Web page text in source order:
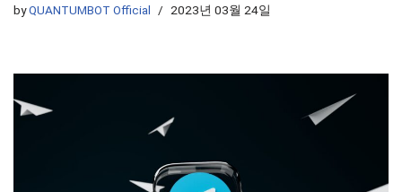
byQUANTUMBOT Official 2023년 03월 24일